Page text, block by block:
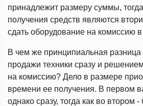
принадлежит размеру суммы, тогда
получения средств являются
сдать оборудование на комиссию
В чем же принципиальная
продажи техники сразу и
на комиссию? Дело в размере
времени ее получения. В первом
однако сразу, тогда как во втором